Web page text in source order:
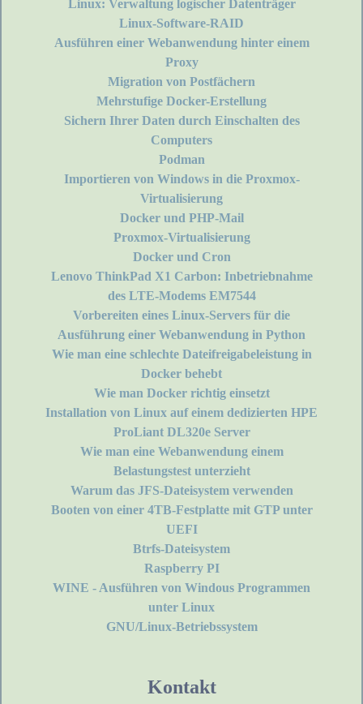
Linux: Verwaltung logischer Datenträger
Linux-Software-RAID
Ausführen einer Webanwendung hinter einem
Proxy
Migration von Postfächern
Mehrstufige Docker-Erstellung
Sichern Ihrer Daten durch Einschalten des
Computers
Podman
Importieren von Windows in die Proxmox-
Virtualisierung
Docker und PHP-Mail
Proxmox-Virtualisierung
Docker und Cron
Lenovo ThinkPad X1 Carbon: Inbetriebnahme
des LTE-Modems EM7544
Vorbereiten eines Linux-Servers für die
Ausführung einer Webanwendung in Python
Wie man eine schlechte Dateifreigabeleistung in
Docker behebt
Wie man Docker richtig einsetzt
Installation von Linux auf einem dedizierten HPE
ProLiant DL320e Server
Wie man eine Webanwendung einem
Belastungstest unterzieht
Warum das JFS-Dateisystem verwenden
Booten von einer 4TB-Festplatte mit GTP unter
UEFI
Btrfs-Dateisystem
Raspberry PI
WINE - Ausführen von Windous Programmen
unter Linux
GNU/Linux-Betriebssystem
Kontakt